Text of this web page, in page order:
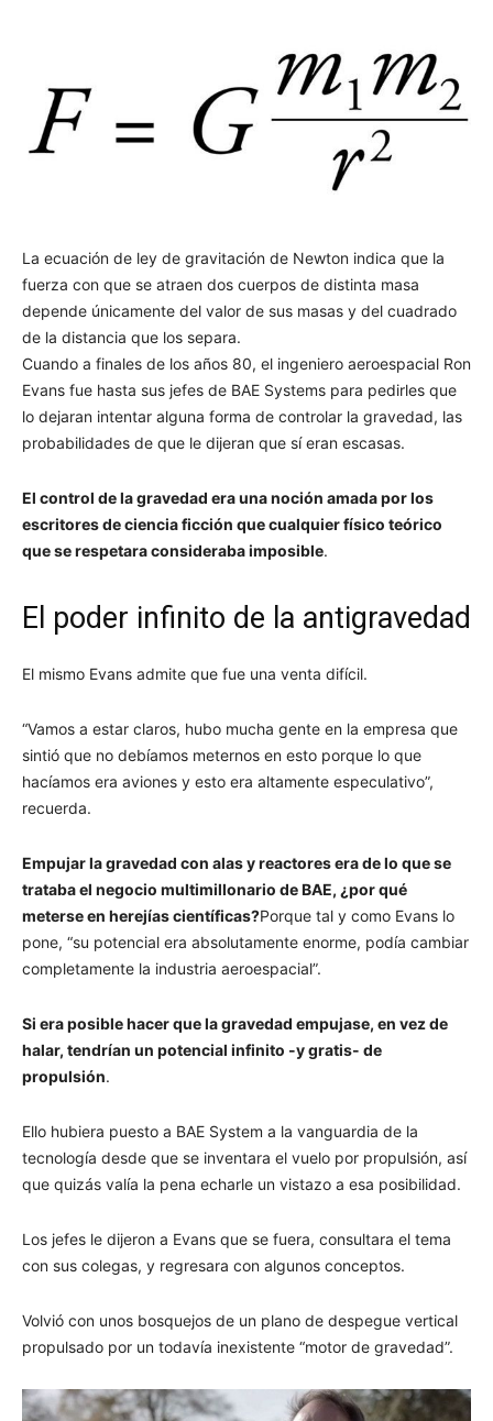
La ecuación de ley de gravitación de Newton indica que la
fuerza con que se atraen dos cuerpos de distinta masa
depende únicamente del valor de sus masas y del cuadrado
de la distancia que los separa.
Cuando a finales de los años 80, el ingeniero aeroespacial Ron
Evans fue hasta sus jefes de BAE Systems para pedirles que
lo dejaran intentar alguna forma de controlar la gravedad, las
probabilidades de que le dijeran que sí eran escasas.
El control de la gravedad era una noción amada por los
escritores de ciencia ficción que cualquier físico teórico
que se respetara consideraba imposible.
El poder infinito de la antigravedad
El mismo Evans admite que fue una venta difícil.
“Vamos a estar claros, hubo mucha gente en la empresa que
sintió que no debíamos meternos en esto porque lo que
hacíamos era aviones y esto era altamente especulativo”,
recuerda.
Empujar la gravedad con alas y reactores era de lo que se
trataba el negocio multimillonario de BAE, ¿por qué
meterse en herejías científicas?Porque tal y como Evans lo
pone, “su potencial era absolutamente enorme, podía cambiar
completamente la industria aeroespacial”.
Si era posible hacer que la gravedad empujase, en vez de
halar, tendrían un potencial infinito -y gratis- de
propulsión.
Ello hubiera puesto a BAE System a la vanguardia de la
tecnología desde que se inventara el vuelo por propulsión, así
que quizás valía la pena echarle un vistazo a esa posibilidad.
Los jefes le dijeron a Evans que se fuera, consultara el tema
con sus colegas, y regresara con algunos conceptos.
Volvió con unos bosquejos de un plano de despegue vertical
propulsado por un todavía inexistente “motor de gravedad”.